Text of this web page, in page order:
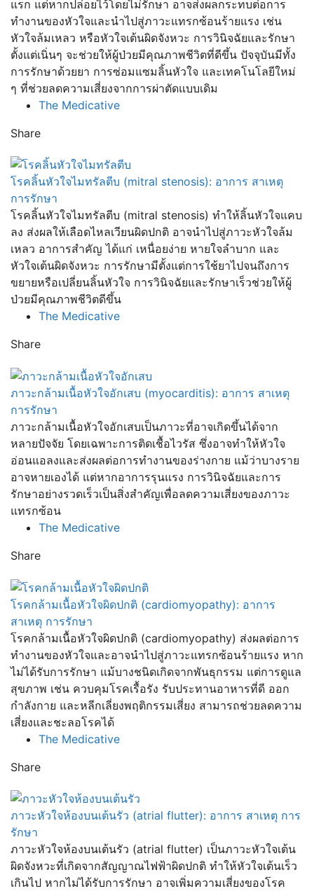
แรก แต่หากปล่อยไว้โดยไม่รักษา อาจส่งผลกระทบต่อการ
ทำงานของหัวใจและนำไปสู่ภาวะแทรกซ้อนร้ายแรง เช่น
หัวใจล้มเหลว หรือหัวใจเต้นผิดจังหวะ การวินิจฉัยและรักษา
ตั้งแต่เนิ่นๆ จะช่วยให้ผู้ป่วยมีคุณภาพชีวิตที่ดีขึ้น ปัจจุบันมีทั้ง
การรักษาด้วยยา การซ่อมแซมลิ้นหัวใจ และเทคโนโลยีใหม่
ๆ ที่ช่วยลดความเสี่ยงจากการผ่าตัดแบบเดิม
The Medicative
Share
โรคลิ้นหัวใจไมทรัลตีบ (mitral stenosis): อาการ สาเหตุ
การรักษา
โรคลิ้นหัวใจไมทรัลตีบ (mitral stenosis) ทำให้ลิ้นหัวใจแคบ
ลง ส่งผลให้เลือดไหลเวียนผิดปกติ อาจนำไปสู่ภาวะหัวใจล้ม
เหลว อาการสำคัญ ได้แก่ เหนื่อยง่าย หายใจลำบาก และ
หัวใจเต้นผิดจังหวะ การรักษามีตั้งแต่การใช้ยาไปจนถึงการ
ขยายหรือเปลี่ยนลิ้นหัวใจ การวินิจฉัยและรักษาเร็วช่วยให้ผู้
ป่วยมีคุณภาพชีวิตดีขึ้น
The Medicative
Share
ภาวะกล้ามเนื้อหัวใจอักเสบ (myocarditis): อาการ สาเหตุ
การรักษา
ภาวะกล้ามเนื้อหัวใจอักเสบเป็นภาวะที่อาจเกิดขึ้นได้จาก
หลายปัจจัย โดยเฉพาะการติดเชื้อไวรัส ซึ่งอาจทำให้หัวใจ
อ่อนแอลงและส่งผลต่อการทำงานของร่างกาย แม้ว่าบางราย
อาจหายเองได้ แต่หากอาการรุนแรง การวินิจฉัยและการ
รักษาอย่างรวดเร็วเป็นสิ่งสำคัญเพื่อลดความเสี่ยงของภาวะ
แทรกซ้อน
The Medicative
Share
โรคกล้ามเนื้อหัวใจผิดปกติ (cardiomyopathy): อาการ
สาเหตุ การรักษา
โรคกล้ามเนื้อหัวใจผิดปกติ (cardiomyopathy) ส่งผลต่อการ
ทำงานของหัวใจและอาจนำไปสู่ภาวะแทรกซ้อนร้ายแรง หาก
ไม่ได้รับการรักษา แม้บางชนิดเกิดจากพันธุกรรม แต่การดูแล
สุขภาพ เช่น ควบคุมโรคเรื้อรัง รับประทานอาหารที่ดี ออก
กำลังกาย และหลีกเลี่ยงพฤติกรรมเสี่ยง สามารถช่วยลดความ
เสี่ยงและชะลอโรคได้
The Medicative
Share
ภาวะหัวใจห้องบนเต้นรัว (atrial flutter): อาการ สาเหตุ การ
รักษา
ภาวะหัวใจห้องบนเต้นรัว (atrial flutter) เป็นภาวะหัวใจเต้น
ผิดจังหวะที่เกิดจากสัญญาณไฟฟ้าผิดปกติ ทำให้หัวใจเต้นเร็ว
เกินไป หากไม่ได้รับการรักษา อาจเพิ่มความเสี่ยงของโรค